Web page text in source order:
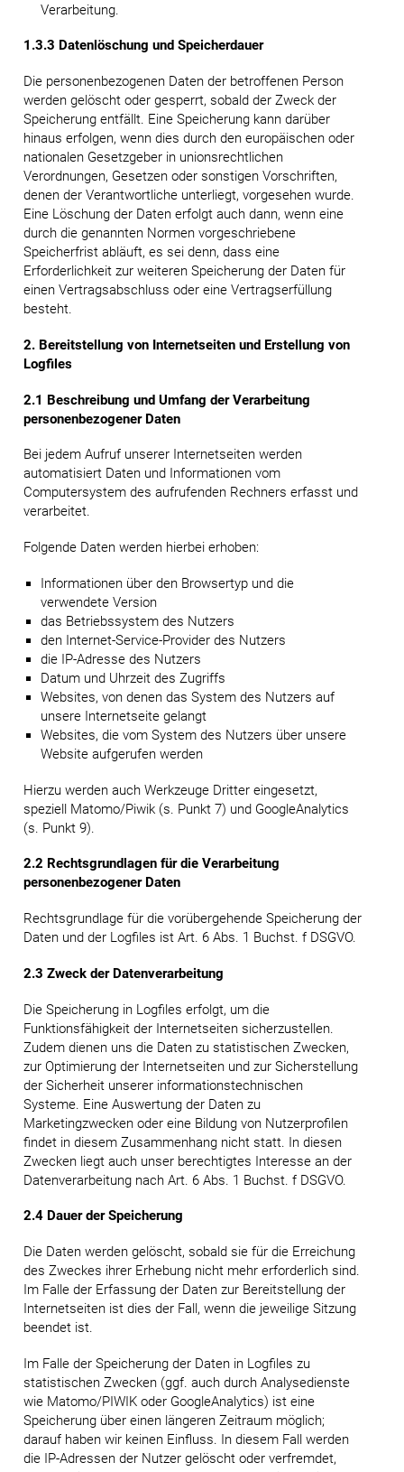
Verarbeitung.
1.3.3 Datenlöschung und Speicherdauer
Die personenbezogenen Daten der betroffenen Person
werden gelöscht oder gesperrt, sobald der Zweck der
Speicherung entfällt. Eine Speicherung kann darüber
hinaus erfolgen, wenn dies durch den europäischen oder
nationalen Gesetzgeber in unionsrechtlichen
Verordnungen, Gesetzen oder sonstigen Vorschriften,
denen der Verantwortliche unterliegt, vorgesehen wurde.
Eine Löschung der Daten erfolgt auch dann, wenn eine
durch die genannten Normen vorgeschriebene
Speicherfrist abläuft, es sei denn, dass eine
Erforderlichkeit zur weiteren Speicherung der Daten für
einen Vertragsabschluss oder eine Vertragserfüllung
besteht.
2. Bereitstellung von Internetseiten und Erstellung von
Logfiles
2.1 Beschreibung und Umfang der Verarbeitung
personenbezogener Daten
Bei jedem Aufruf unserer Internetseiten werden
automatisiert Daten und Informationen vom
Computersystem des aufrufenden Rechners erfasst und
verarbeitet.
Folgende Daten werden hierbei erhoben:
Informationen über den Browsertyp und die
verwendete Version
das Betriebssystem des Nutzers
den Internet-Service-Provider des Nutzers
die IP-Adresse des Nutzers
Datum und Uhrzeit des Zugriffs
Websites, von denen das System des Nutzers auf
unsere Internetseite gelangt
Websites, die vom System des Nutzers über unsere
Website aufgerufen werden
Hierzu werden auch Werkzeuge Dritter eingesetzt,
speziell Matomo/Piwik (s. Punkt 7) und GoogleAnalytics
(s. Punkt 9).
2.2 Rechtsgrundlagen für die Verarbeitung
personenbezogener Daten
Rechtsgrundlage für die vorübergehende Speicherung der
Daten und der Logfiles ist Art. 6 Abs. 1 Buchst. f DSGVO.
2.3 Zweck der Datenverarbeitung
Die Speicherung in Logfiles erfolgt, um die
Funktionsfähigkeit der Internetseiten sicherzustellen.
Zudem dienen uns die Daten zu statistischen Zwecken,
zur Optimierung der Internetseiten und zur Sicherstellung
der Sicherheit unserer informationstechnischen
Systeme. Eine Auswertung der Daten zu
Marketingzwecken oder eine Bildung von Nutzerprofilen
findet in diesem Zusammenhang nicht statt. In diesen
Zwecken liegt auch unser berechtigtes Interesse an der
Datenverarbeitung nach Art. 6 Abs. 1 Buchst. f DSGVO.
2.4 Dauer der Speicherung
Die Daten werden gelöscht, sobald sie für die Erreichung
des Zweckes ihrer Erhebung nicht mehr erforderlich sind.
Im Falle der Erfassung der Daten zur Bereitstellung der
Internetseiten ist dies der Fall, wenn die jeweilige Sitzung
beendet ist.
Im Falle der Speicherung der Daten in Logfiles zu
statistischen Zwecken (ggf. auch durch Analysedienste
wie Matomo/PIWIK oder GoogleAnalytics) ist eine
Speicherung über einen längeren Zeitraum möglich;
darauf haben wir keinen Einfluss. In diesem Fall werden
die IP-Adressen der Nutzer gelöscht oder verfremdet,